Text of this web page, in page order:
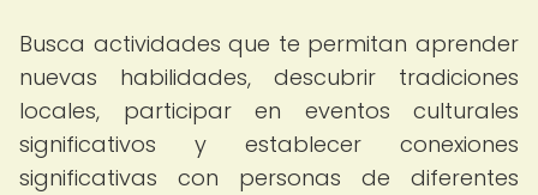
Busca actividades que te permitan aprender
nuevas habilidades, descubrir tradiciones
locales, participar en eventos culturales
significativos y establecer conexiones
significativas con personas de diferentes